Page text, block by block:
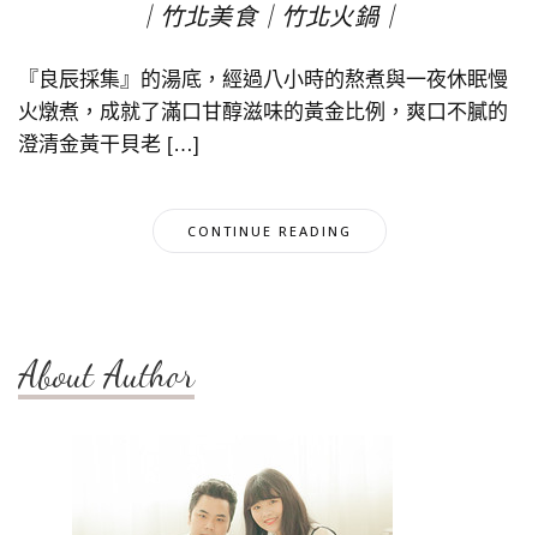
｜竹北美食｜竹北火鍋｜
『良辰採集』的湯底，經過八小時的熬煮與一夜休眠慢
火燉煮，成就了滿口甘醇滋味的黃金比例，爽口不膩的
澄清金黃干貝老 […]
CONTINUE READING
About Author